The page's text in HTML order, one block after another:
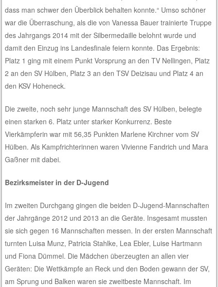
dass man schwer den Überblick behalten konnte.“ Umso schöner
war die Überraschung, als die von Vanessa Bauer trainierte Truppe
des Jahrgangs 2014 mit der Silbermedaille belohnt wurde und
damit den Einzug ins Landesfinale feiern konnte. Das Ergebnis:
Platz 1 ging mit einem Punkt Vorsprung an den TV Nellingen, Platz
2 an den SV Hülben, Platz 3 an den TSV Deizisau und Platz 4 an
den KSV Hoheneck.
Die zweite, noch sehr junge Mannschaft des SV Hülben, belegte
einen starken 6. Platz unter starker Konkurrenz. Beste
Vierkämpferin war mit 56,35 Punkten Marlene Kirchner vom SV
Hülben. Als Kampfrichterinnen waren Vivienne Fandrich und Mara
Gaßner mit dabei.
Bezirksmeister in der D-Jugend
Im zweiten Durchgang gingen die beiden D-Jugend-Mannschaften
der Jahrgänge 2012 und 2013 an die Geräte. Insgesamt mussten
sie sich gegen 16 Mannschaften messen. In der ersten Mannschaft
turnten Luisa Munz, Patricia Stahlke, Lea Ebler, Luise Hartmann
und Fiona Dümmel. Die Mädchen überzeugten an allen vier
Geräten: Die Wettkämpfe an Reck und den Boden gewann der SV,
am Sprung und Balken waren sie zweitbeste Mannschaft. Im